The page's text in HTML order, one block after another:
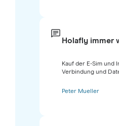
Holafly immer
Kauf der E-Sim und
Verbindung und
Peter Mueller